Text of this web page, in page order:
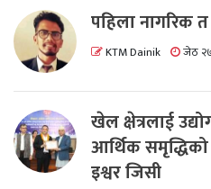
पहिला नागरिक
KTM Dainik जेठ
खेल क्षेत्रलाई
आर्थिक
इश्वर जिसी